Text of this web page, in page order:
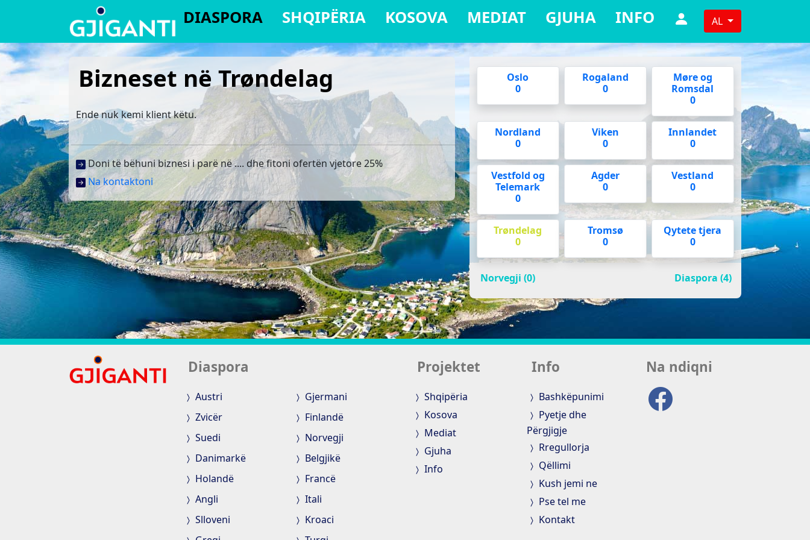
DIASPORA SHQIPËRIA KOSOVA MEDIAT GJUHA INFO AL
Bizneset në Trøndelag
Ende nuk kemi klient këtu.
Doni të bëhuni biznesi i parë në .... dhe fitoni ofertën vjetore 25%
Na kontaktoni
Oslo
0
Rogaland
0
Møre og
Romsdal
0
Nordland
0
Viken
0
Innlandet
0
Vestfold og
Telemark
0
Agder
0
Vestland
0
Trøndelag
0
Tromsø
0
Qytete tjera
0
Norvegji (0) Diaspora (4)
Diaspora
Austri
Gjermani
Zvicër
Finlandë
Suedi
Norvegji
Danimarkë
Belgjikë
Holandë
Francë
Angli
Itali
Slloveni
Kroaci
Projektet
Shqipëria
Kosova
Mediat
Gjuha
Info
Info
Bashkëpunimi
Pyetje dhe
Përgjigje
Rregullorja
Qëllimi
Kush jemi ne
Pse tel me
Kontakt
Na ndiqni